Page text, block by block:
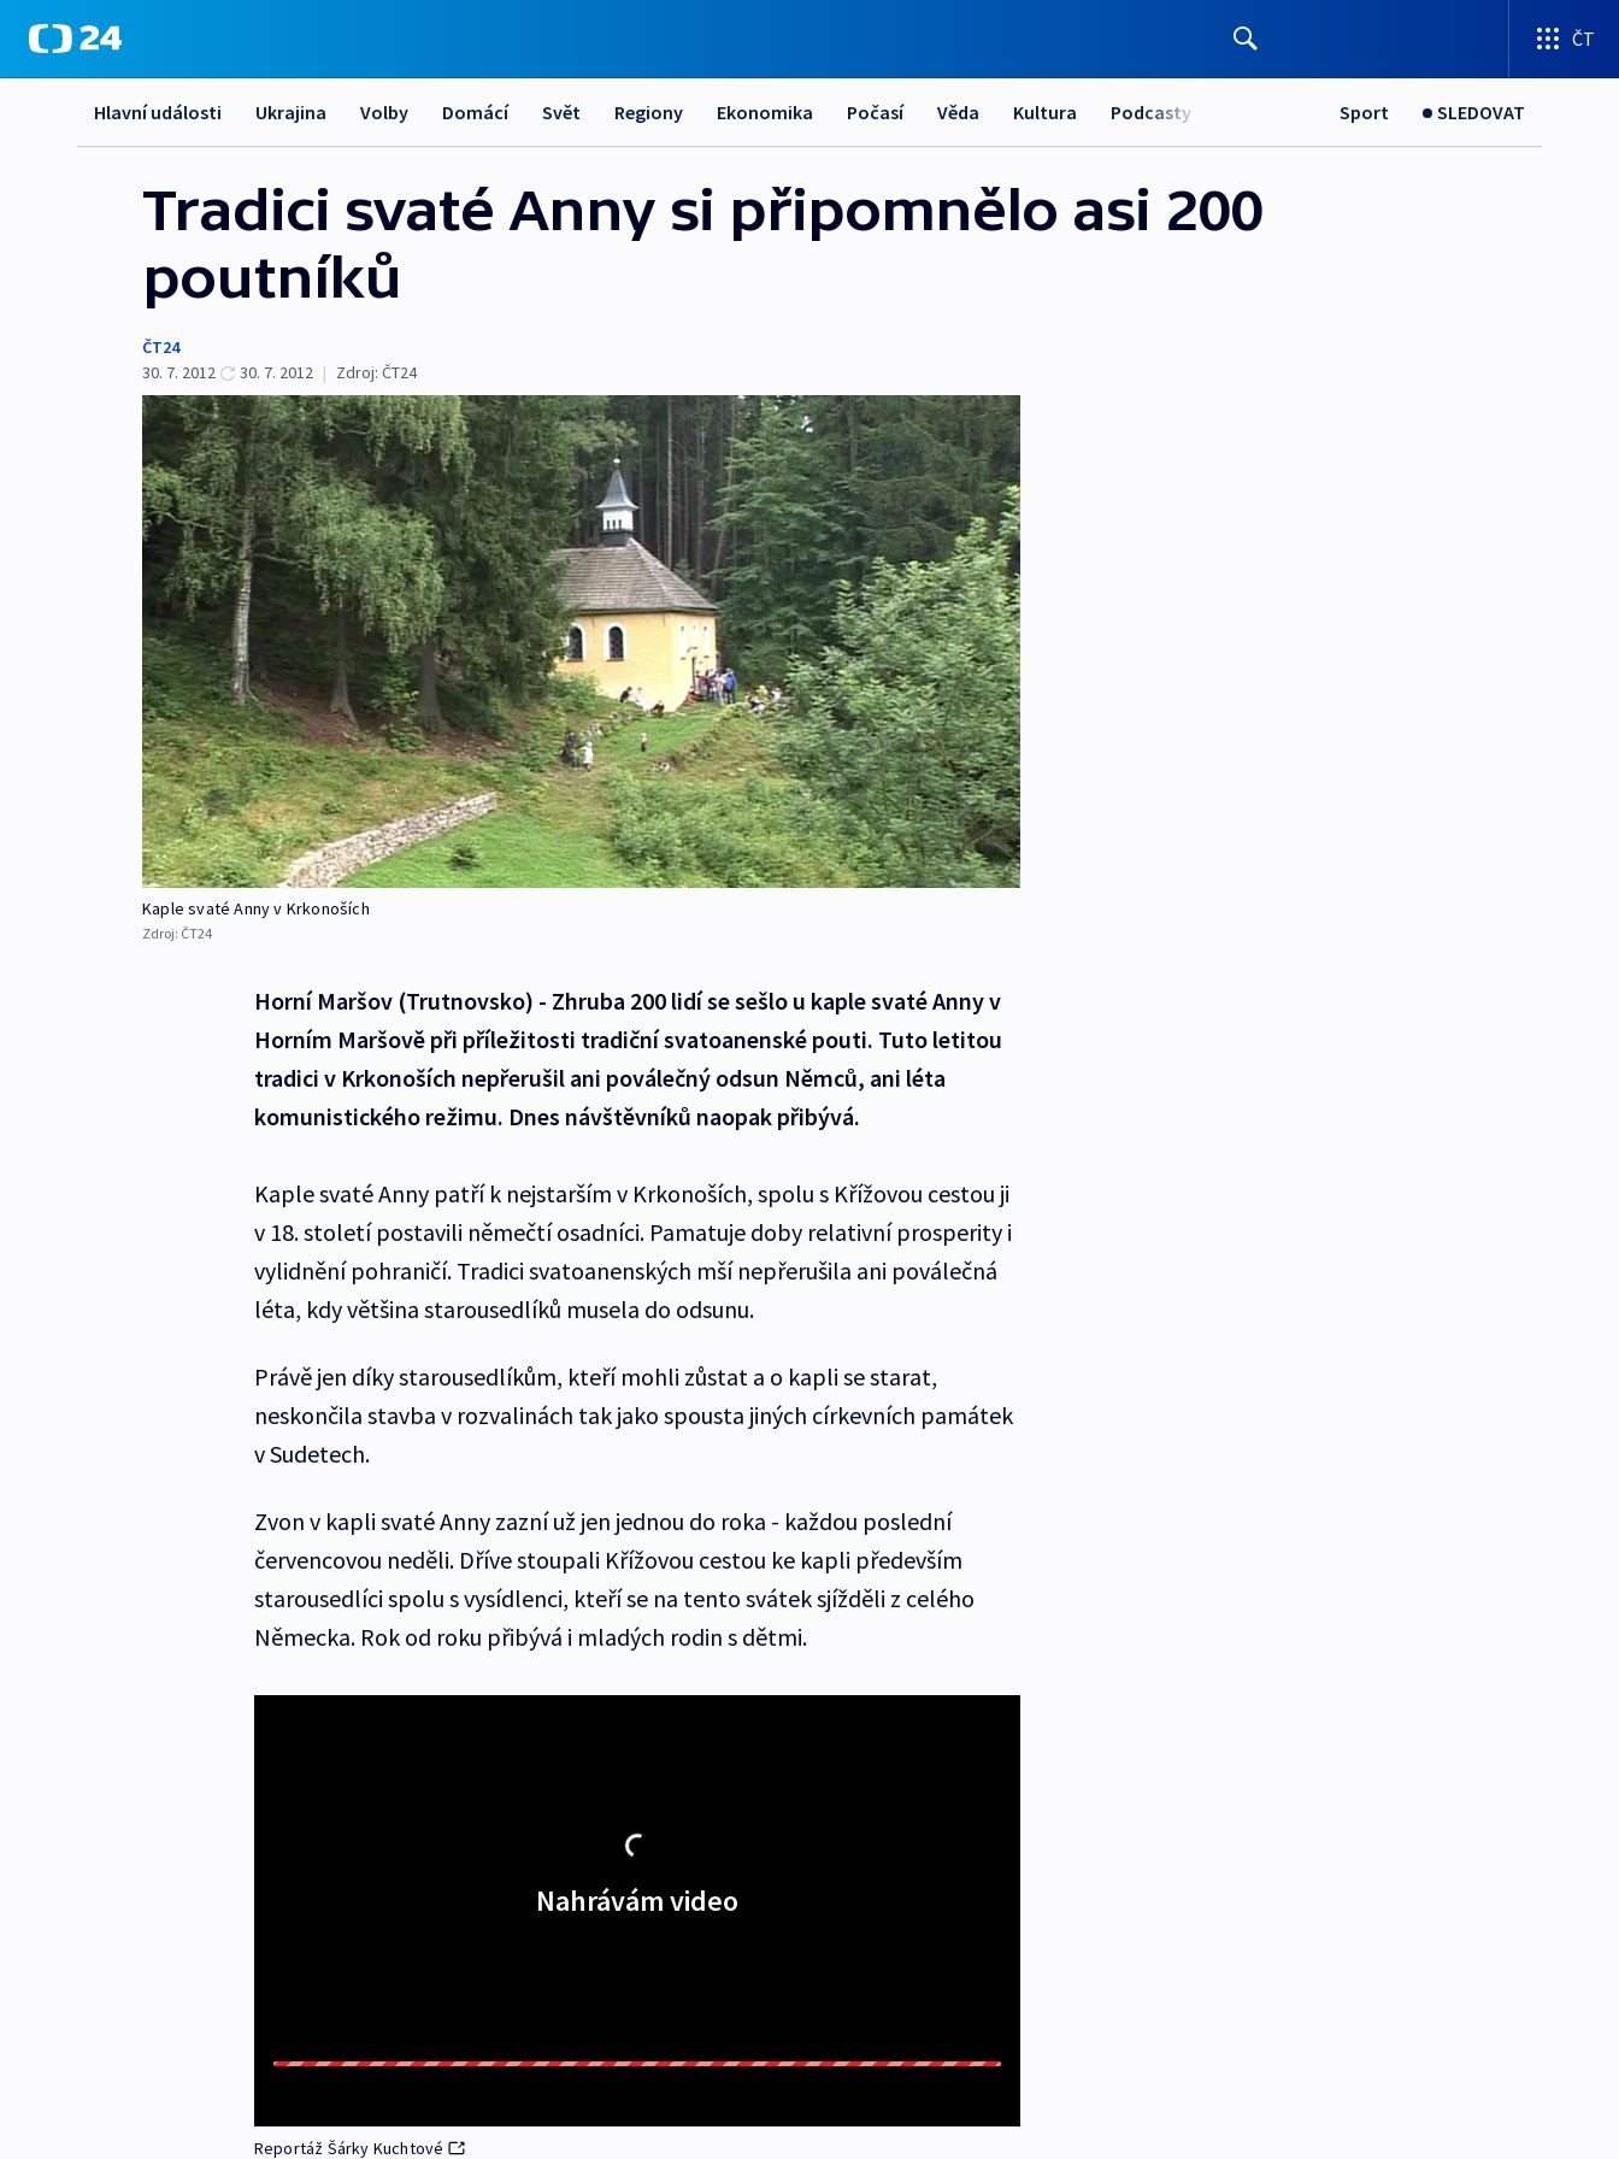
ČT
Hlavní události Ukrajina Volby Domácí Svět Regiony Ekonomika Počasí Věda Kultura Podcasty Sport SLEDOVAT
Tradici svaté Anny si připomnělo asi 200
poutníků
ČT24
30. 7. 2012
30. 7. 2012 | Zdroj: ČT24
Kaple svaté Anny v Krkonoších
Zdroj: ČT24
Horní Maršov (Trutnovsko) - Zhruba 200 lidí se sešlo u kaple svaté Anny v
Horním Maršově při příležitosti tradiční svatoanenské pouti. Tuto letitou
tradici v Krkonoších nepřerušil ani poválečný odsun Němců, ani léta
komunistického režimu. Dnes návštěvníků naopak přibývá.
Kaple svaté Anny patří k nejstarším v Krkonoších, spolu s Křížovou cestou ji
v 18. století postavili němečtí osadníci. Pamatuje doby relativní prosperity i
vylidnění pohraničí. Tradici svatoanenských mší nepřerušila ani poválečná
léta, kdy většina starousedlíků musela do odsunu.
Právě jen díky starousedlíkům, kteří mohli zůstat a o kapli se starat,
neskončila stavba v rozvalinách tak jako spousta jiných církevních památek
v Sudetech.
Zvon v kapli svaté Anny zazní už jen jednou do roka - každou poslední
červencovou neděli. Dříve stoupali Křížovou cestou ke kapli především
starousedlíci spolu s vysídlenci, kteří se na tento svátek sjížděli z celého
Německa. Rok od roku přibývá i mladých rodin s dětmi.
Nahrávám video
Reportáž Šárky Kuchtové